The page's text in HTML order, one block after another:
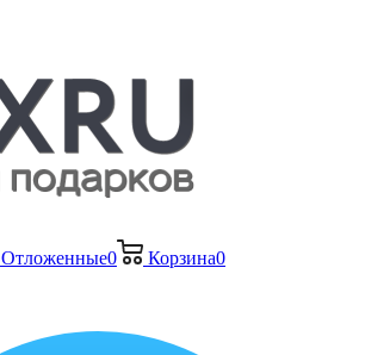
Отложенные0 Корзина0